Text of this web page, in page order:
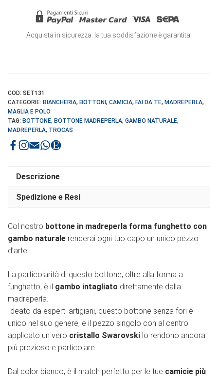
Naturale
Acquista in sicurezza: la tua soddisfazione è garantita.
COD: SET131
CATEGORIE: BIANCHERIA, BOTTONI , CAMICIA, FAI DA TE, MADREPERLA,
MAGLIA E POLO
TAG: BOTTONE, BOTTONE MADREPERLA, GAMBO NATURALE,
MADREPERLA, TROCAS
Descrizione
Spedizione e Resi
Col nostro bottone in madreperla forma funghetto con
gambo naturale renderai ogni tuo capo un unico pezzo
d’arte!
La particolarità di questo bottone, oltre alla forma a
funghetto, è il gambo intagliato direttamente dalla
madreperla.
Ideato da esperti artigiani, questo bottone senza fori è
unico nel suo genere, e il pezzo singolo con al centro
applicato un vero cristallo Swarovski lo rendono ancora
più prezioso e particolare.
Dal color bianco, è il match perfetto per le tue camicie più